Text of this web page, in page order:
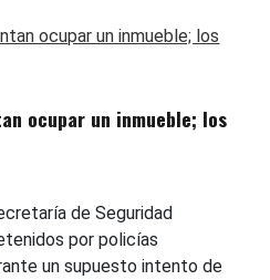
ocupar un inmueble; los
de Seguridad
por policías
un supuesto intento de